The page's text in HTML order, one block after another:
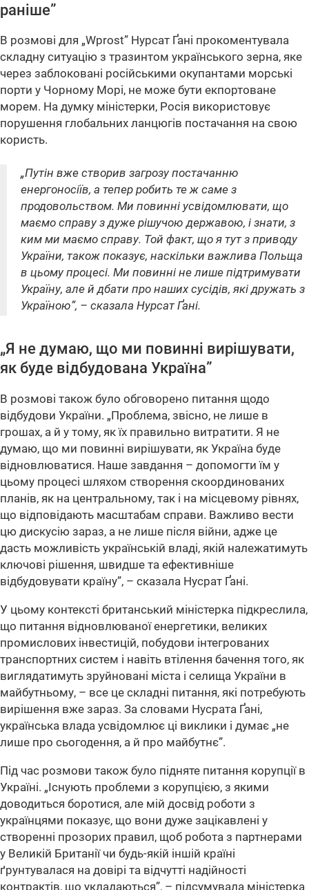
раніше”
В розмові для „Wprost” Нурсат Ґані прокоментувала
складну ситуацію з тразинтом українського зерна, яке
через заблоковані російськими окупантами морські
порти у Чорному Морі, не може бути екпортоване
морем. На думку міністерки, Росія використовує
порушення глобальних ланцюгів постачання на свою
користь.
„Путін вже створив загрозу постачанню
енергоносіїв, а тепер робить те ж саме з
продовольством. Ми повинні усвідомлювати, що
маємо справу з дуже рішучою державою, і знати, з
ким ми маємо справу. Той факт, що я тут з приводу
України, також показує, наскільки важлива Польща
в цьому процесі. Ми повинні не лише підтримувати
Україну, але й дбати про наших сусідів, які дружать з
Україною”, – сказала Нурсат Ґані.
„Я не думаю, що ми повинні вирішувати,
як буде відбудована Україна”
В розмові також було обговорено питання щодо
відбудови України. „Проблема, звісно, не лише в
грошах, а й у тому, як їх правильно витратити. Я не
думаю, що ми повинні вирішувати, як Україна буде
відновлюватися. Наше завдання – допомогти їм у
цьому процесі шляхом створення скоординованих
планів, як на центральному, так і на місцевому рівнях,
що відповідають масштабам справи. Важливо вести
цю дискусію зараз, а не лише після війни, адже це
дасть можливість українській владі, якій належатимуть
ключові рішення, швидше та ефективніше
відбудовувати країну”, – сказала Нусрат Ґані.
У цьому контексті британський міністерка підкреслила,
що питання відновлюваної енергетики, великих
промислових інвестицій, побудови інтегрованих
транспортних систем і навіть втілення бачення того, як
виглядатимуть зруйновані міста і селища України в
майбутньому, – все це складні питання, які потребують
вирішення вже зараз. За словами Нусрата Ґані,
українська влада усвідомлює ці виклики і думає „не
лише про сьогодення, а й про майбутнє”.
Під час розмови також було підняте питання корупції в
Україні. „Існують проблеми з корупцією, з якими
доводиться боротися, але мій досвід роботи з
українцями показує, що вони дуже зацікавлені у
створенні прозорих правил, щоб робота з партнерами
у Великій Британії чи будь-якій іншій країні
ґрунтувалася на довірі та відчутті надійності
контрактів, що укладаються”, – підсумувала міністерка